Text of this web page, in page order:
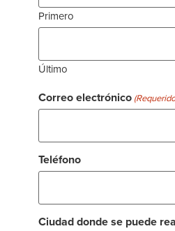
Primero
Último
Correo electrónico
Teléfono
Ciudad donde se puede